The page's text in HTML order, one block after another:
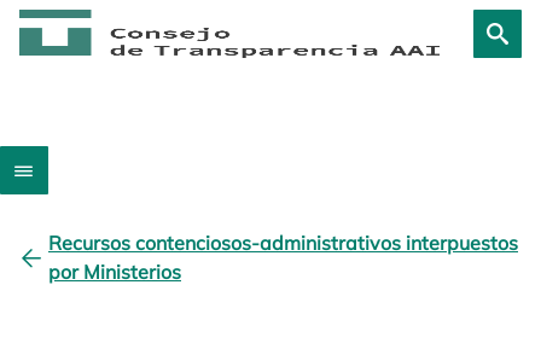
Recursos contenciosos-administrativos interpuestos
por Ministerios